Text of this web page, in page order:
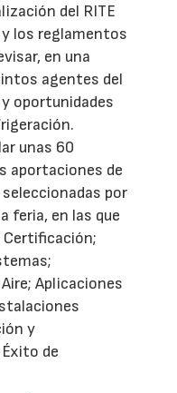
del RITE
y los reglamentos
en una
agentes del
oportunidades
unas 60
aportaciones de
por
feria, en las que
Certificación;
Aplicaciones
y
de